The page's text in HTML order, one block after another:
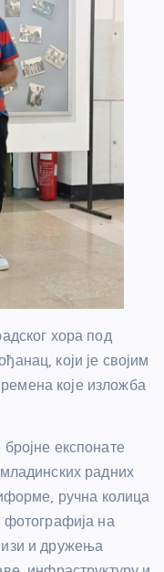
хора под
који је својим
које изложба
експонате
радних
ручна колица
фотографија на
и дружења